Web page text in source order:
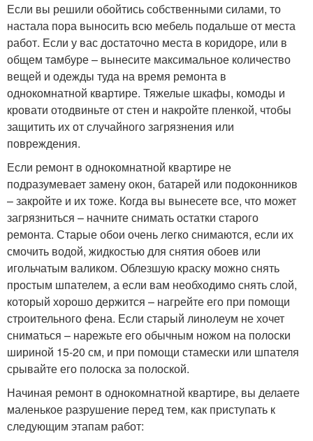
Если вы решили обойтись собственными силами, то
настала пора выносить всю мебель подальше от места
работ. Если у вас достаточно места в коридоре, или в
общем тамбуре – вынесите максимальное количество
вещей и одежды туда на время ремонта в
однокомнатной квартире. Тяжелые шкафы, комоды и
кровати отодвиньте от стен и накройте пленкой, чтобы
защитить их от случайного загрязнения или
повреждения.
Если ремонт в однокомнатной квартире не
подразумевает замену окон, батарей или подоконников
– закройте и их тоже. Когда вы вынесете все, что может
загрязниться – начните снимать остатки старого
ремонта. Старые обои очень легко снимаются, если их
смочить водой, жидкостью для снятия обоев или
игольчатым валиком. Облезшую краску можно снять
простым шпателем, а если вам необходимо снять слой,
который хорошо держится – нагрейте его при помощи
строительного фена. Если старый линолеум не хочет
сниматься – нарежьте его обычным ножом на полоски
шириной 15-20 см, и при помощи стамески или шпателя
срывайте его полоска за полоской.
Начиная ремонт в однокомнатной квартире, вы делаете
маленькое разрушение перед тем, как приступать к
следующим этапам работ: